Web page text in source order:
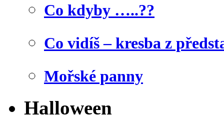
Co kdyby …..??
Co vidíš – kresba z
Mořské panny
Halloween